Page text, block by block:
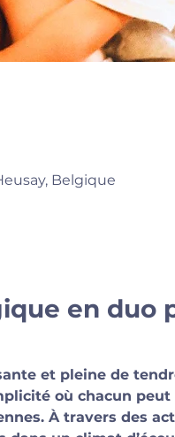
Belgique
en duo
et pleine de
où chacun peut
À travers des